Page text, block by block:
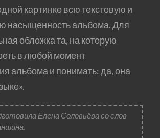
картинке всю текстовую и
насыщенность альбома. Для
обложка та, на которую
в любой момент
альбома и понимать: да, она
Елена Соловьёва со слов